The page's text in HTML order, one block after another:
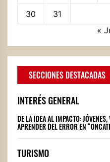
30
31
«
SECCIONES DESTACADAS
INTERÉS GENERAL
DE LA IDEA AL IMPACTO:
APRENDER DEL ERROR EN
TURISMO